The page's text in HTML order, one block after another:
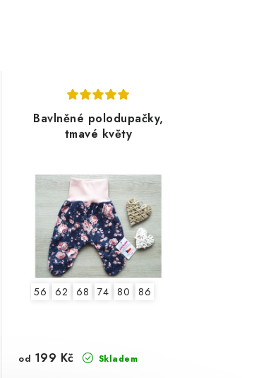
Bavlněné polodupačky,
tmavé květy
56 62 68 74 80 86
Skladem
od 199 Kč